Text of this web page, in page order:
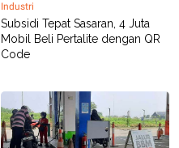
Industri
Subsidi Tepat Sasaran, 4 Juta
Mobil Beli Pertalite dengan QR
Code